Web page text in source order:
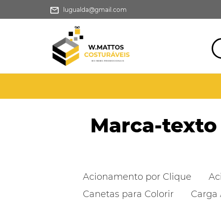
lugualda@gmail.com
Marca-texto
Acionamento por Clique
Canetas para Colorir
Carga